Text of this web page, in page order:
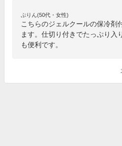
ぷりん(50代・女性)
こちらのジェルクールの保冷剤
ます。仕切り付きでたっぷり入
も便利です。